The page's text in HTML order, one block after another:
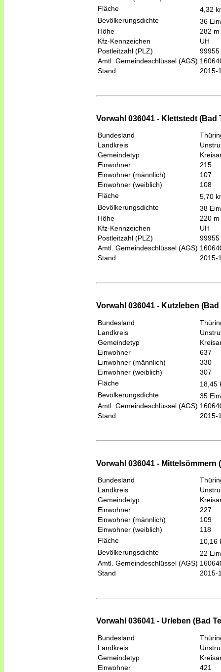
Fläche
4,32
Bevölkerungsdichte
36
Höhe
282
Kfz-Kennzeichen
UH
Postleitzahl (PLZ)
99955
Amtl. Gemeindeschlüssel (AGS)
Stand
2015-
Vorwahl 036041 - Klettstedt (Bad
Bundesland
Landkreis
Gemeindetyp
Einwohner
215
Einwohner (männlich)
107
Einwohner (weiblich)
108
Fläche
5,70
Bevölkerungsdichte
38
Höhe
220
Kfz-Kennzeichen
UH
Postleitzahl (PLZ)
99955
Amtl. Gemeindeschlüssel (AGS)
Stand
2015-
Vorwahl 036041 - Kutzleben
Bundesland
Landkreis
Gemeindetyp
Einwohner
637
Einwohner (männlich)
330
Einwohner (weiblich)
307
Fläche
18,45
Bevölkerungsdichte
35
Amtl. Gemeindeschlüssel (AGS)
Stand
2015-
Vorwahl 036041 - Mittelsömmern
Bundesland
Landkreis
Gemeindetyp
Einwohner
227
Einwohner (männlich)
109
Einwohner (weiblich)
118
Fläche
10,16
Bevölkerungsdichte
22
Amtl. Gemeindeschlüssel (AGS)
Stand
2015-
Vorwahl 036041 - Urleben (Bad
Bundesland
Landkreis
Gemeindetyp
Einwohner
421